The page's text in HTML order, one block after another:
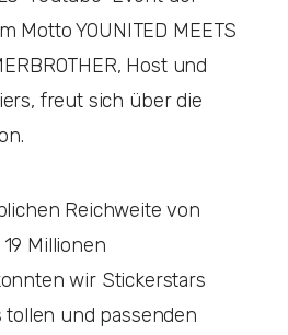
Motto YOUNITED MEETS
Host und
freut sich über die
Reichweite von
Millionen
wir Stickerstars
tollen und passenden